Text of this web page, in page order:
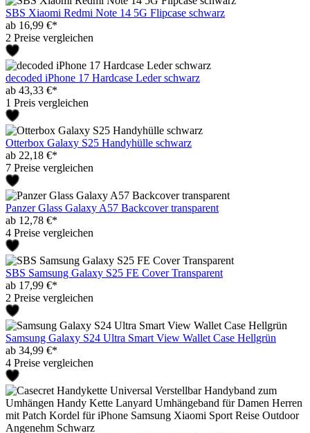
SBS Xiaomi Redmi Note 14 5G Flipcase schwarz
ab 16,99 €*
2 Preise vergleichen
decoded iPhone 17 Hardcase Leder schwarz
ab 43,33 €*
1 Preis vergleichen
Otterbox Galaxy S25 Handyhülle schwarz
ab 22,18 €*
7 Preise vergleichen
Panzer Glass Galaxy A57 Backcover transparent
ab 12,78 €*
4 Preise vergleichen
SBS Samsung Galaxy S25 FE Cover Transparent
ab 17,99 €*
2 Preise vergleichen
Samsung Galaxy S24 Ultra Smart View Wallet Case Hellgrün
ab 34,99 €*
4 Preise vergleichen